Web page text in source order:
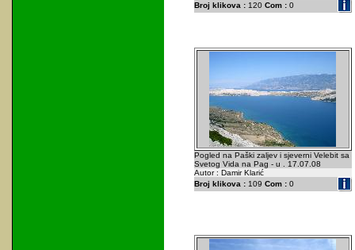
Broj klikova :120 Com :0
Pogled na Paški zaljev i sjeverni Velebit sa
Svetog Vida na Pag - u . 17.07.08
Autor : Damir Klarić
Broj klikova :109 Com :0